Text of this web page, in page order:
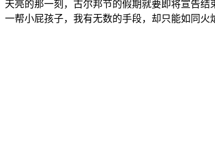
天亮的那一刻，古尔邦节的假期就要即将宣告
一帮小屁孩子，我有无数的手段，却只能如同火